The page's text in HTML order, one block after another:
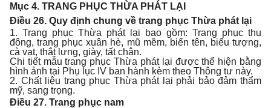
Mục 4. TRANG PHỤC THỪA PHÁT LẠI
Điều 26. Quy định chung về trang phục Thừa phát lại
1. Trang phục Thừa phát lại bao gồm: Trang phục thu
đông, trang phục xuân hè, mũ mềm, biển tên, biểu tượng,
cà vạt, thắt lưng, giày, tất chân.
Chi tiết mẫu trang phục Thừa phát lại được thể hiện bằng
hình ảnh tại Phụ lục IV ban hành kèm theo Thông tư này.
2. Chất liệu trang phục Thừa phát lại phải bảo đảm thẩm
mỹ, sang trọng.
Điều 27. Trang phục nam